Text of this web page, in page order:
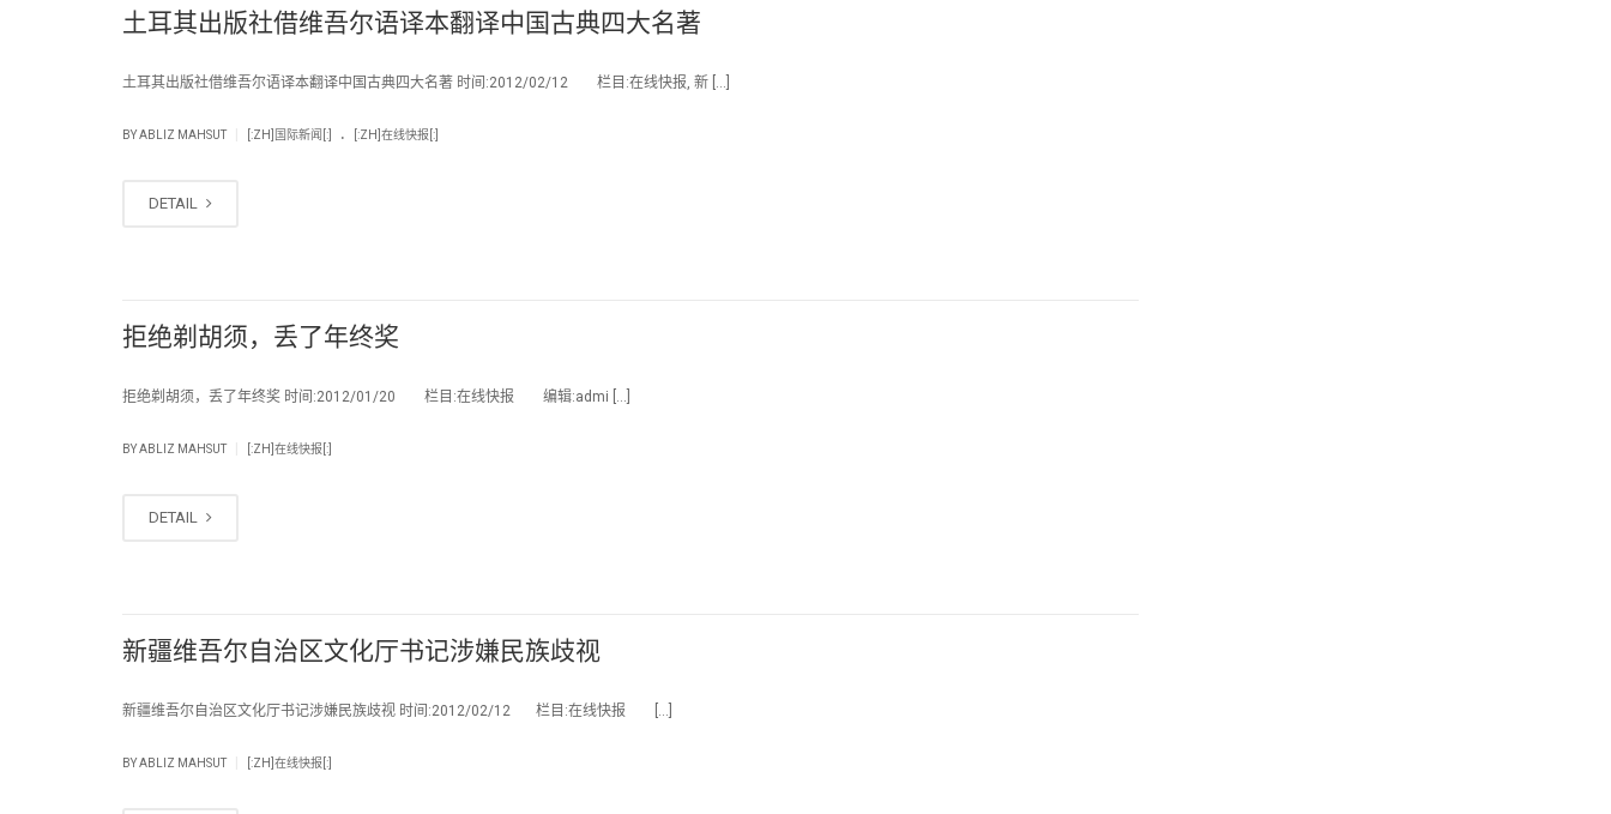
土耳其出版社借维吾尔语译本翻译中国古典四大名著
土耳其出版社借维吾尔语译本翻译中国古典四大名著 时间:2012/02/12 栏目:在线快报, 新 […]
BYABLIZ MAHSUT [:ZH]国际新闻[:] . [:ZH]在线快报[:]
DETAIL
拒绝剃胡须，丢了年终奖
拒绝剃胡须，丢了年终奖 时间:2012/01/20 栏目:在线快报 编辑:admi […]
BYABLIZ MAHSUT [:ZH]在线快报[:]
DETAIL
新疆维吾尔自治区文化厅书记涉嫌民族歧视
新疆维吾尔自治区文化厅书记涉嫌民族歧视 时间:2012/02/12 栏目:在线快报 […]
BYABLIZ MAHSUT [:ZH]在线快报[:]